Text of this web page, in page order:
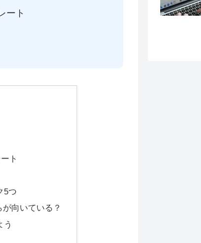
ート
ト
5つ
向いている？
う